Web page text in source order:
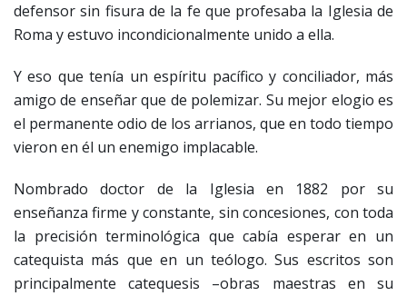
defensor sin fisura de la fe que profesaba la Iglesia de
Roma y estuvo incondicionalmente unido a ella.
Y eso que tenía un espíritu pacífico y conciliador, más
amigo de enseñar que de polemizar. Su mejor elogio es
el permanente odio de los arrianos, que en todo tiempo
vieron en él un enemigo implacable.
Nombrado doctor de la Iglesia en 1882 por su
enseñanza firme y constante, sin concesiones, con toda
la precisión terminológica que cabía esperar en un
catequista más que en un teólogo. Sus escritos son
principalmente catequesis –obras maestras en su